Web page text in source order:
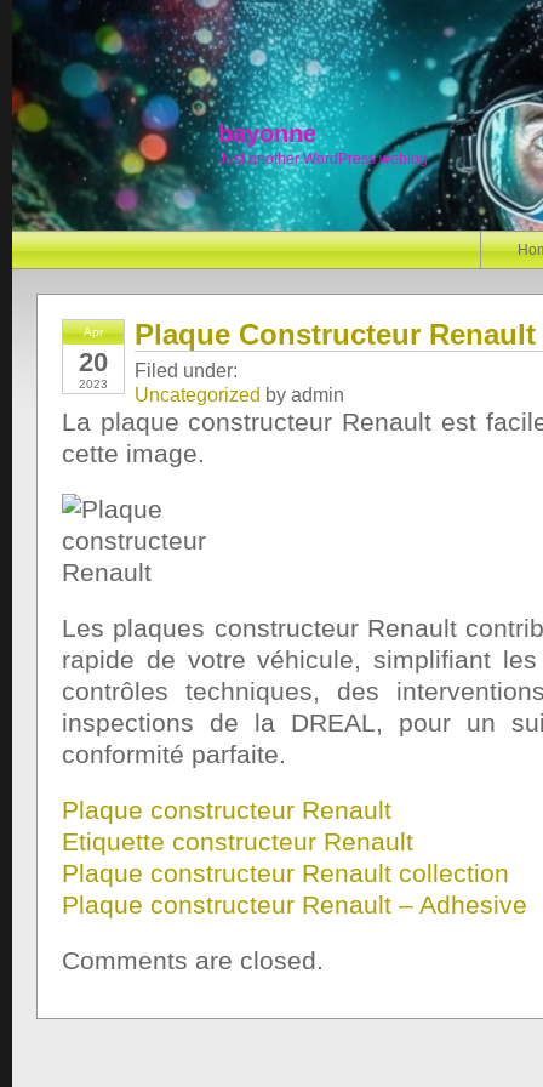
bayonne
Just another WordPress weblog
Apr
20
2023
Plaque Constructeur
Filed under:
Uncategorized by admin
La plaque constructeur Renault est
cette image.
Les plaques constructeur Renault
rapide de votre véhicule, simplifiant
contrôles techniques, des
inspections de la DREAL, pour un
conformité parfaite.
Plaque constructeur Renault
Etiquette constructeur Renault
Plaque constructeur Renault collection
Plaque constructeur Renault – Adhesive
Comments are closed.